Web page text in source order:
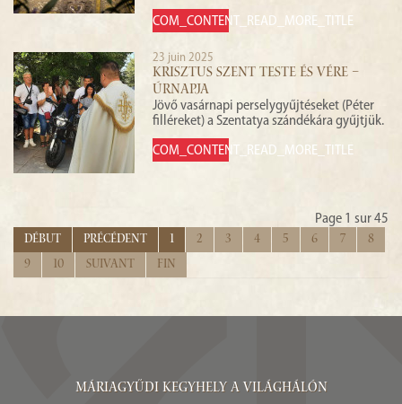
COM_CONTENT_READ_MORE_TITLE
23 juin 2025
KRISZTUS SZENT TESTE ÉS VÉRE –
ÚRNAPJA
Jövő vasárnapi perselygyűjtéseket (Péter
filléreket) a Szentatya szándékára gyűjtjük.
COM_CONTENT_READ_MORE_TITLE
Page 1 sur 45
Début
Précédent 1 2 3 4 5 6 7
8
9
10 Suivant Fin
Máriagyűdi Kegyhely a világhálón